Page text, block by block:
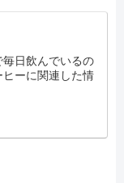
日飲んでいるの
ーに関連した情